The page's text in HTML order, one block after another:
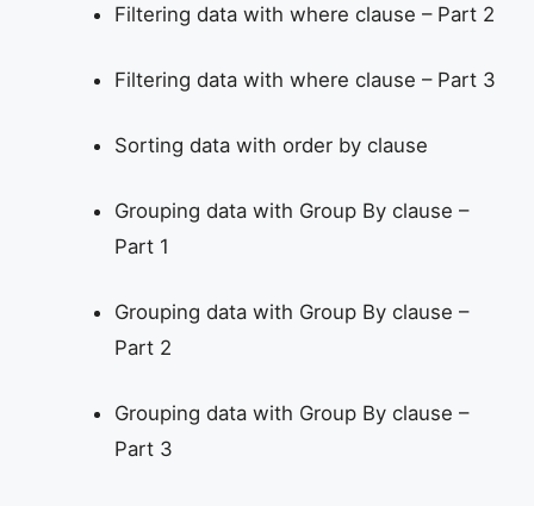
Filtering data with where clause – Part 2
Filtering data with where clause – Part 3
Sorting data with order by clause
Grouping data with Group By clause –
Part 1
Grouping data with Group By clause –
Part 2
Grouping data with Group By clause –
Part 3